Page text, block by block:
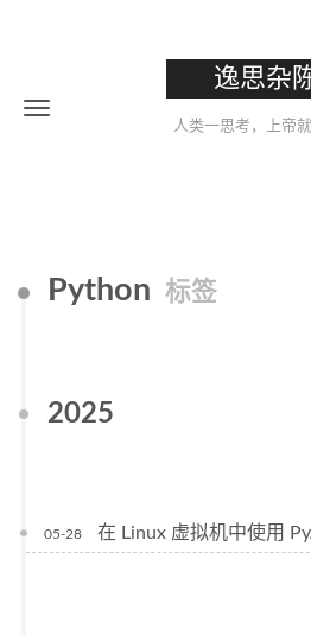
逸思杂
人类一思考，上帝就
Python 标签
2025
05-28 在 Linux 虚拟机中使用